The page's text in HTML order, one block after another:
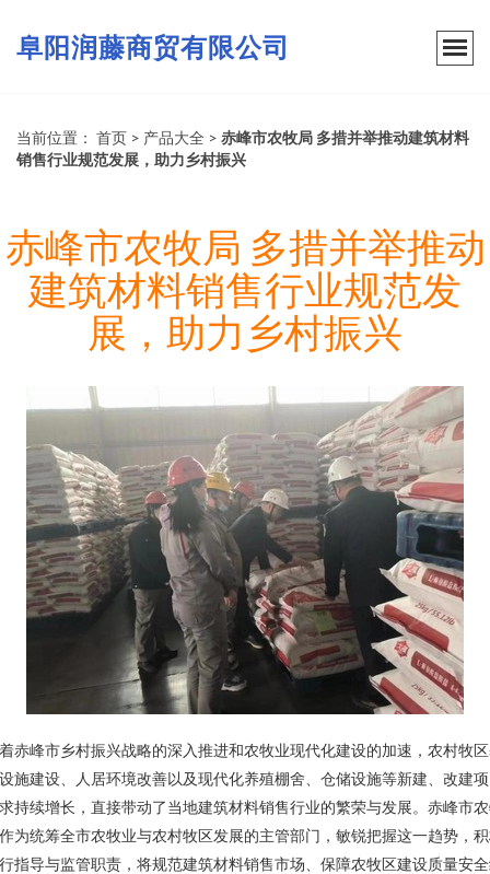
阜阳润藤商贸有限公司
当前位置： 首页 > 产品大全 > 赤峰市农牧局 多措并举推动建筑材料
销售行业规范发展，助力乡村振兴
赤峰市农牧局 多措并举推动
建筑材料销售行业规范发
展，助力乡村振兴
赤峰市乡村振兴战略的深入推进和农牧业现代化建设的加速，农村牧
施建设、人居环境改善以及现代化养殖棚舍、仓储设施等新建、改建
持续增长，直接带动了当地建筑材料销售行业的繁荣与发展。赤峰市
为统筹全市农牧业与农村牧区发展的主管部门，敏锐把握这一趋势，
指导与监管职责，将规范建筑材料销售市场、保障农牧区建设质量安